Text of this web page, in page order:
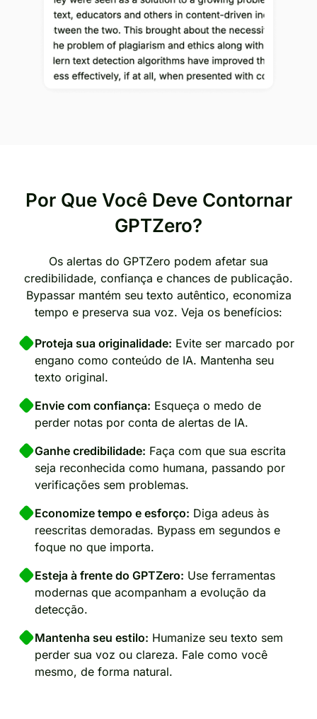
Por Que Você Deve Contornar
GPTZero?
Os alertas do GPTZero podem afetar sua
credibilidade, confiança e chances de publicação.
Bypassar mantém seu texto autêntico, economiza
tempo e preserva sua voz. Veja os benefícios:
Proteja sua originalidade: Evite ser marcado por
engano como conteúdo de IA. Mantenha seu
texto original.
Envie com confiança: Esqueça o medo de
perder notas por conta de alertas de IA.
Ganhe credibilidade: Faça com que sua escrita
seja reconhecida como humana, passando por
verificações sem problemas.
Economize tempo e esforço: Diga adeus às
reescritas demoradas. Bypass em segundos e
foque no que importa.
Esteja à frente do GPTZero: Use ferramentas
modernas que acompanham a evolução da
detecção.
Mantenha seu estilo: Humanize seu texto sem
perder sua voz ou clareza. Fale como você
mesmo, de forma natural.